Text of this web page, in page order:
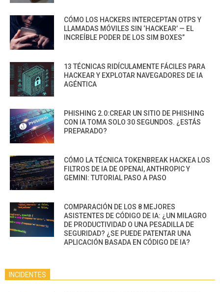
CÓMO LOS HACKERS INTERCEPTAN OTPS Y
LLAMADAS MÓVILES SIN ‘HACKEAR’ — EL
INCREÍBLE PODER DE LOS SIM BOXES”
13 TÉCNICAS RIDÍCULAMENTE FÁCILES PARA
HACKEAR Y EXPLOTAR NAVEGADORES DE IA
AGÉNTICA
PHISHING 2.0:CREAR UN SITIO DE PHISHING
CON IA TOMA SOLO 30 SEGUNDOS. ¿ESTÁS
PREPARADO?
CÓMO LA TÉCNICA TOKENBREAK HACKEA LOS
FILTROS DE IA DE OPENAI, ANTHROPIC Y
GEMINI: TUTORIAL PASO A PASO
COMPARACIÓN DE LOS 8 MEJORES
ASISTENTES DE CÓDIGO DE IA: ¿UN MILAGRO
DE PRODUCTIVIDAD O UNA PESADILLA DE
SEGURIDAD? ¿SE PUEDE PATENTAR UNA
APLICACIÓN BASADA EN CÓDIGO DE IA?
INCIDENTES